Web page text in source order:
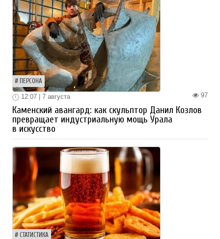
ПЕРСОНА
97
12:07 | 7 августа
Каменский авангард: как скульптор Данил Козлов
превращает индустриальную мощь Урала
в искусство
СТАТИСТИКА